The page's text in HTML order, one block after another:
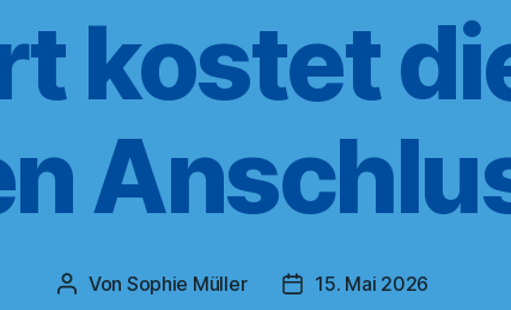
kostet
Beitragsautor
Von Sophie Müller Veröffentlichungsdatum
15. Mai 2026